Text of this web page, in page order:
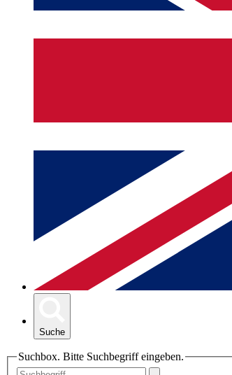
Suche
Suchbox. Bitte Suchbegriff eingeben.